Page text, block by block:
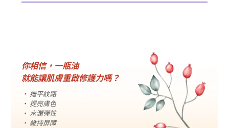
你相信，一瓶油
就能讓肌膚重啟修護力嗎？
· 撫平紋路
· 提亮膚色
· 水潤彈性
· 維持屏障